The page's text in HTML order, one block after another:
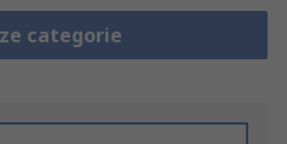
categorie